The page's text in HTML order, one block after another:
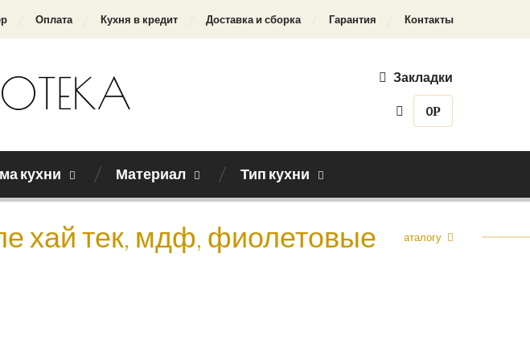
Оплата Кухня в кредит Доставка и сборка Гарантия Контакты
Закладки
0Р
кухни Материал Тип кухни
хай тек, мдф, фиолетовыеНазад к каталогу